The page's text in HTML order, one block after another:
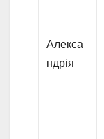
Алекса
ндрія